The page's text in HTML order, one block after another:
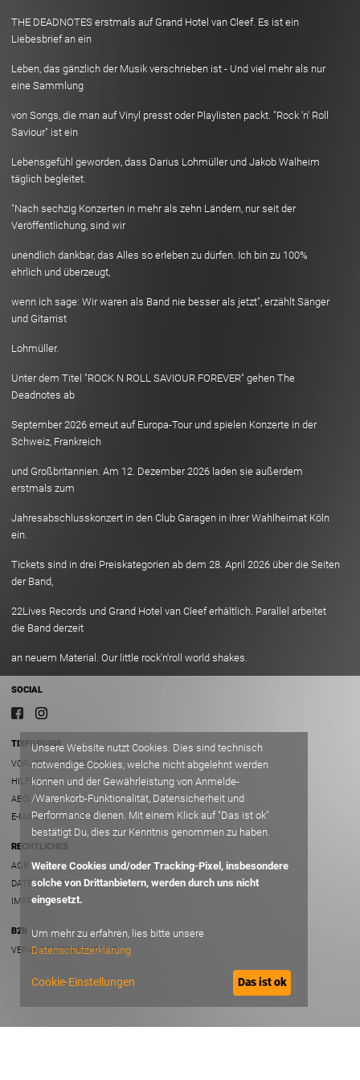
THE DEADNOTES erstmals auf Grand Hotel van Cleef. Es ist ein
Liebesbrief an ein
Leben, das gänzlich der Musik verschrieben ist - Und viel mehr als nur
eine Sammlung
von Songs, die man auf Vinyl presst oder Playlisten packt. "Rock 'n' Roll
Saviour" ist ein
Lebensgefühl geworden, dass Darius Lohmüller und Jakob Walheim
täglich begleitet.
"Nach sechzig Konzerten in mehr als zehn Ländern, nur seit der
Veröffentlichung, sind wir
unendlich dankbar, das Alles so erleben zu dürfen. Ich bin zu 100%
ehrlich und überzeugt,
wenn ich sage: Wir waren als Band nie besser als jetzt", erzählt Sänger
und Gitarrist
Lohmüller.
Unter dem Titel "ROCK N ROLL SAVIOUR FOREVER" gehen The
Deadnotes ab
September 2026 erneut auf Europa-Tour und spielen Konzerte in der
Schweiz, Frankreich
und Großbritannien. Am 12. Dezember 2026 laden sie außerdem
erstmals zum
Jahresabschlusskonzert in den Club Garagen in ihrer Wahlheimat Köln
ein.
Tickets sind in drei Preiskategorien ab dem 28. April 2026 über die Seiten
der Band,
22Lives Records und Grand Hotel van Cleef erhältlich. Parallel arbeitet
die Band derzeit
an neuem Material. Our little rock'n'roll world shakes.
SOCIAL
TIXFORGIGS
VORVERKAUFSSTELLEN
HILFE/FAQ
ABOUT
E-MAIL AN SUPPORT
RECHTLICHES
AGB
DATENSCHUTZ
IMPRESSUM
B2B
VERANSTALTER ACCOUNT
Unsere Website nutzt Cookies. Dies sind technisch
notwendige Cookies, welche nicht abgelehnt werden
können und der Gewährleistung von Anmelde-
/Warenkorb-Funktionalität, Datensicherheit und
Performance dienen. Mit einem Klick auf "Das ist ok"
bestätigt Du, dies zur Kenntnis genommen zu haben.
Weitere Cookies und/oder Tracking-Pixel, insbesondere
solche von Drittanbietern, werden durch uns nicht
eingesetzt.
Um mehr zu erfahren, lies bitte unsere
Datenschutzerklärung
Cookie-Einstellungen Das ist ok